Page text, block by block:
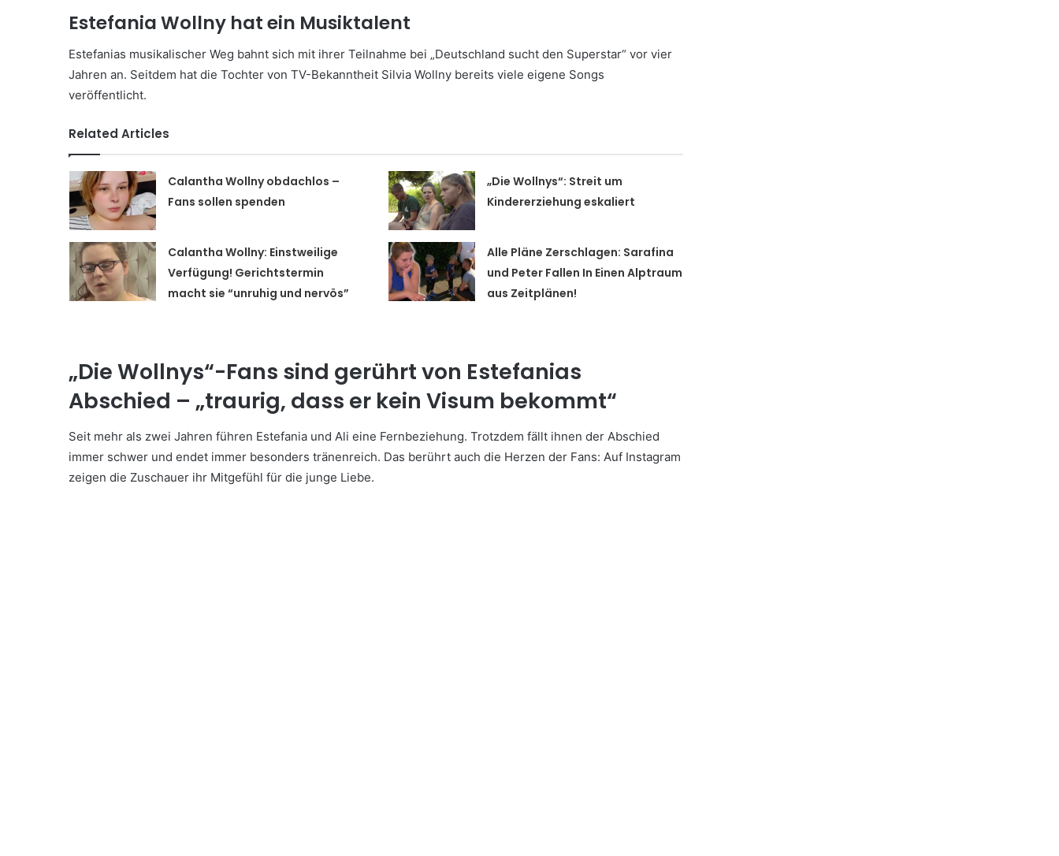
Estefania Wollny hat ein Musiktalent
Estefanias musikalischer Weg bahnt sich mit ihrer Teilnahme bei „Deutschland sucht den Superstar“ vor vier
Jahren an. Seitdem hat die Tochter von TV-Bekanntheit Silvia Wollny bereits viele eigene Songs
veröffentlicht.
Related Articles
Calantha Wollny obdachlos –
Fans sollen spenden
„Die Wollnys“: Streit um
Kindererziehung eskaliert
Calantha Wollny: Einstweilige
Verfügung! Gerichtstermin
macht sie “unruhig und nervös”
Alle Pläne Zerschlagen: Sarafina
und Peter Fallen In Einen Alptraum
aus Zeitplänen!
„Die Wollnys“-Fans sind gerührt von Estefanias
Abschied – „traurig, dass er kein Visum bekommt“
Seit mehr als zwei Jahren führen Estefania und Ali eine Fernbeziehung. Trotzdem fällt ihnen der Abschied
immer schwer und endet immer besonders tränenreich. Das berührt auch die Herzen der Fans: Auf Instagram
zeigen die Zuschauer ihr Mitgefühl für die junge Liebe.